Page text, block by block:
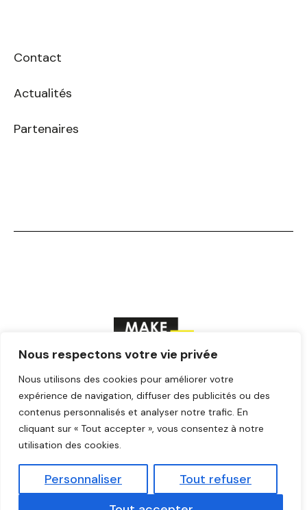
Nous respectons votre vie privée
Nous utilisons des cookies pour améliorer votre
expérience de navigation, diffuser des publicités ou des
contenus personnalisés et analyser notre trafic. En
cliquant sur « Tout accepter », vous consentez à notre
utilisation des cookies.
Personnaliser
Tout refuser
Contact
Actualités
Partenaires
F
a
c
e
b
o
o
k
T
w
i
t
t
r
Y
o
u
t
u
e
I
n
s
t
a
r
a
m
L
i
n
k
e
i
n
© Make ICI – Tous droits réservés
Mentions légales